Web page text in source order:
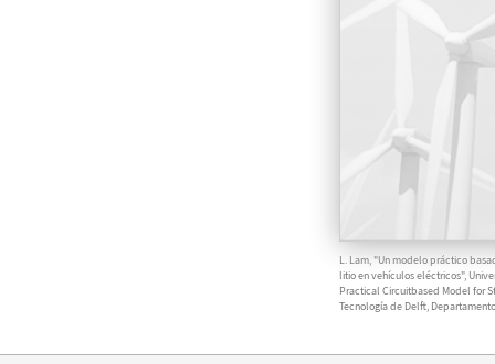
L. Lam, "Un modelo práctico
litio en vehículos eléctricos",
Practical Circuitbased Model for
Tecnología de Delft,